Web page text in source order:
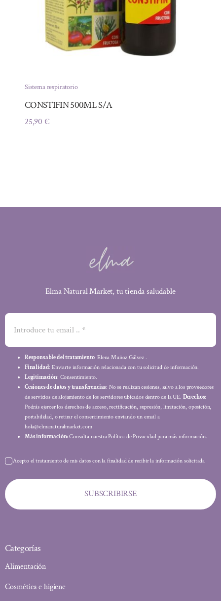
Sistema respiratorio
CONSTIFIN 500ML S/A
25,90 €
Elma Natural Market, tu tienda saludable
Responsable del tratamiento: Elena Muñoz Gálvez .
Finalidad: Enviarte información relacionada con tu solicitud de información.
Legitimación: Consentimiento.
Cesiones de datos y transferencias: No se realizan cesiones, salvo a los proveedores
de servicios de alojamiento de los servidores ubicados dentro de la UE. Derechos:
Podrás ejercer los derechos de acceso, rectificación, supresión, limitación, oposición,
portabilidad, o retirar el consentimiento enviando un email a
hola@elmanaturalmarket.com
Más información: Consulta nuestra Política de Privacidad para más información.
Acepto el tratamiento de mis datos con la finalidad de recibir la información solicitada
SUBSCRIBIRSE
Categorías
Alimentación
Cosmética e higiene